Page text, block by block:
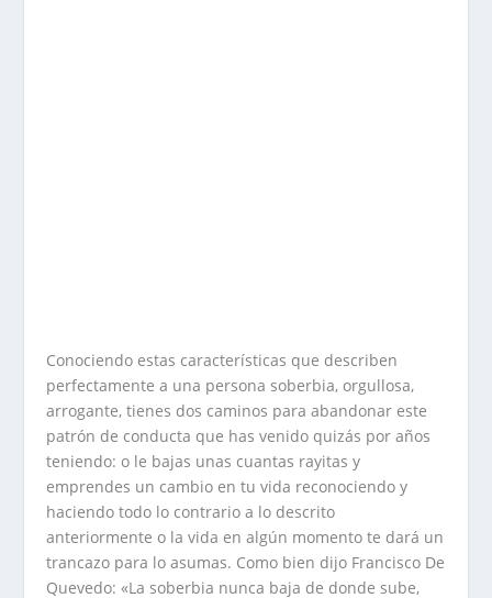
Conociendo estas características que describen
perfectamente a una persona soberbia, orgullosa,
arrogante, tienes dos caminos para abandonar este
patrón de conducta que has venido quizás por años
teniendo: o le bajas unas cuantas rayitas y
emprendes un cambio en tu vida reconociendo y
haciendo todo lo contrario a lo descrito
anteriormente o la vida en algún momento te dará un
trancazo para lo asumas. Como bien dijo Francisco De
Quevedo: «La soberbia nunca baja de donde sube,